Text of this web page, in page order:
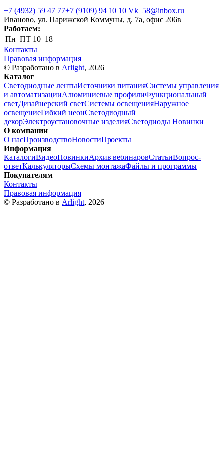
+7 (4932) 59 47 77+7 (9109) 94 10 10 Vk_58@inbox.ru
Иваново, ул. Парижской Коммуны, д. 7а, офис 206в
Работаем:
Пн–ПТ 10–18
Контакты
Правовая информация
© Разработано в Arlight, 2026
Каталог
Светодиодные лентыИсточники питанияСистемы управления
и автоматизацииАлюминиевые профилиФункциональный
светДизайнерский светСистемы освещенияНаружное
освещениеГибкий неонСветодиодный
декорЭлектроустановочные изделияСветодиоды Новинки
О компании
О насПроизводствоНовостиПроекты
Информация
КаталогиВидеоНовинкиАрхив вебинаровСтатьиВопрос-
ответКалькуляторыСхемы монтажаФайлы и программы
Покупателям
Контакты
Правовая информация
© Разработано в Arlight, 2026